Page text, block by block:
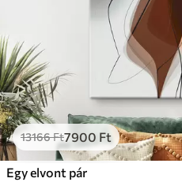
13166Ft7900 Ft
Egy elvont pár